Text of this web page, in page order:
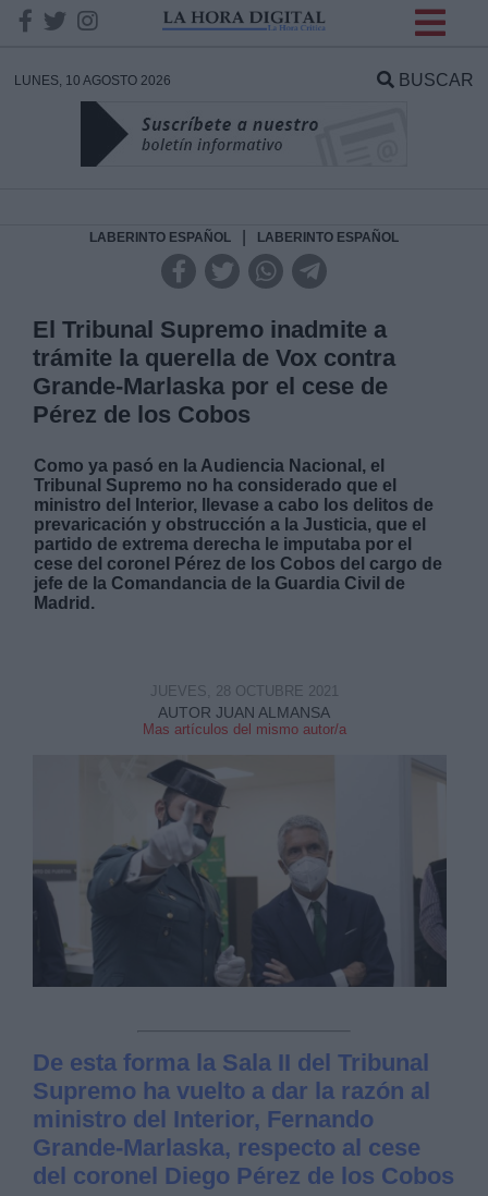
LUNES, 10 AGOSTO 2026 BUSCAR
LABERINTO ESPAÑOL LABERINTO ESPAÑOL
El Tribunal Supremo inadmite a
trámite la querella de Vox contra
Grande-Marlaska por el cese de
Pérez de los Cobos
Como ya pasó en la Audiencia Nacional, el
Tribunal Supremo no ha considerado que el
ministro del Interior, llevase a cabo los delitos de
prevaricación y obstrucción a la Justicia, que el
partido de extrema derecha le imputaba por el
cese del coronel Pérez de los Cobos del cargo de
jefe de la Comandancia de la Guardia Civil de
Madrid.
AUTOR JUAN ALMANSA
Mas artículos del mismo autor/a
JUEVES, 28 OCTUBRE 2021
De esta forma la Sala II del Tribunal
Supremo ha vuelto a dar la razón al
ministro del Interior, Fernando
Grande-Marlaska, respecto al cese
del coronel Diego Pérez de los Cobos
DATOS
Responsable:
Legitimación:
link
Información adicional